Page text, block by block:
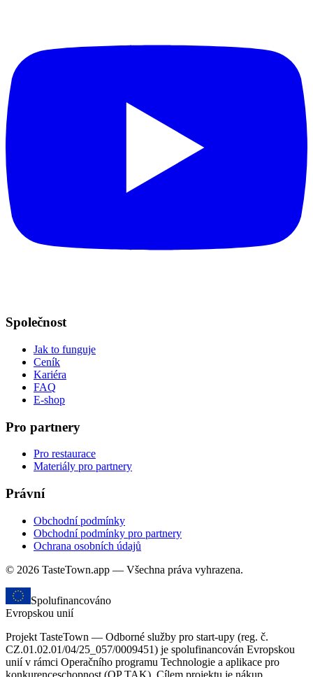
Společnost
Jak to funguje
Ceník
Kariéra
FAQ
E-shop
Pro partnery
Pro restaurace
Materiály pro partnery
Právní
Obchodní podmínky
Obchodní podmínky pro partnery
Ochrana osobních údajů
© 2026 TasteTown.app — Všechna práva vyhrazena.
Spolufinancováno
Evropskou unií
Projekt TasteTown — Odborné služby pro start-upy (reg. č.
CZ.01.02.01/04/25_057/0009451) je spolufinancován Evropskou
unií v rámci Operačního programu Technologie a aplikace pro
konkurenceschopnost (OP TAK). Cílem projektu je nákup